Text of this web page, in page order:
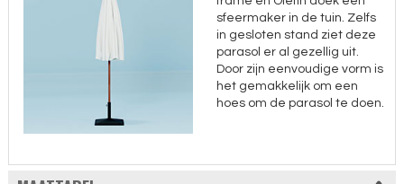
sfeermaker in de tuin. Zelfs
in gesloten stand ziet deze
parasol er al gezellig uit.
Door zijn eenvoudige vorm is
het gemakkelijk om een
hoes om de parasol te doen.